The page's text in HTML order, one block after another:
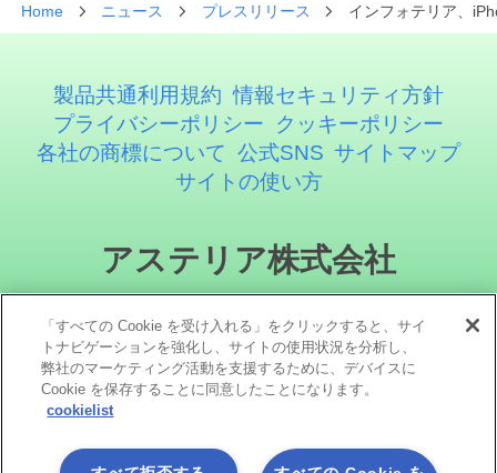
Home ニュース プレスリリース インフォテリア、
製品共通利用規約 情報セキュリティ方針
プライバシーポリシー
クッキーポリシー
各社の商標について 公式SNS サイトマップ
サイトの使い方
アステリア株式会社
ソーシャルメディア
「すべての Cookie を受け入れる」をクリックすると、サイ
トナビゲーションを強化し、サイトの使用状況を分析し、
弊社のマーケティング活動を支援するために、デバイスに
Cookie を保存することに同意したことになります。
cookielist